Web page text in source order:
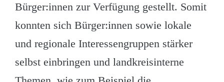
Bürger:innen zur Verfügung gestellt. Somit
konnten sich Bürger:innen sowie lokale
und regionale Interessengruppen stärker
selbst einbringen und landkreisinterne